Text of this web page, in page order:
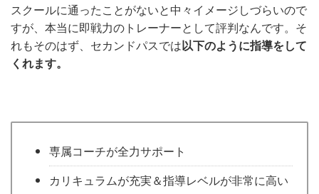
スクールに通ったことがないと中々イメージしづらいので
すが、本当に即戦力のトレーナーとして評判なんです。そ
れもそのはず、セカンドパスでは以下のように指導をして
くれます。
専属コーチが全力サポート
カリキュラムが充実＆指導レベルが非常に高い